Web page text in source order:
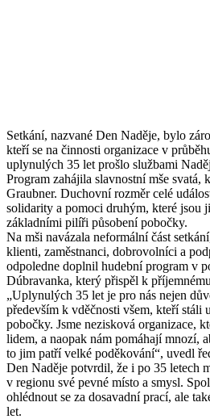
Setkání, nazvané Den Naděje, bylo
kteří se na činnosti organizace v
uplynulých 35 let prošlo službami
Program zahájila slavnostní mše svatá,
Graubner. Duchovní rozměr celé
solidarity a pomoci druhým, které jsou
základními pilíři působení pobočky.
Na mši navázala neformální část
klienti, zaměstnanci, dobrovolníci a
odpoledne doplnil hudební program v
Dúbravanka, který přispěl k
„Uplynulých 35 let je pro nás nejen
především k vděčnosti všem, kteří stáli
pobočky. Jsme nezisková organizace,
lidem, a naopak nám pomáhají mnozí,
to jim patří velké poděkování“, uvedl
Den Naděje potvrdil, že i po 35 letech
v regionu své pevné místo a smysl.
ohlédnout se za dosavadní prací, ale
let.